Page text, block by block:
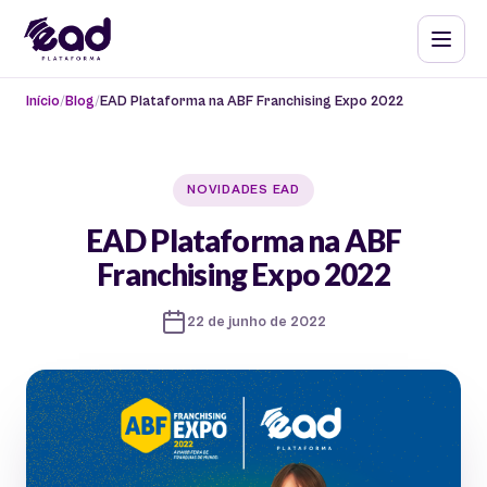
Início Blog EAD Plataforma na ABF Franchising Expo 2022
NOVIDADES EAD
EAD Plataforma na ABF
Franchising Expo 2022
22 de junho de 2022